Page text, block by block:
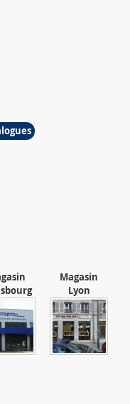
Magasin
Lyon